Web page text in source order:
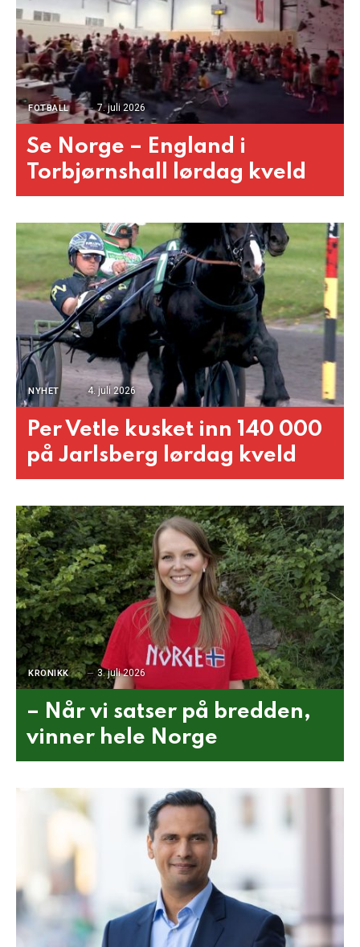
FOTBALL 7. juli 2026
Se Norge – England i
Torbjørnshall lørdag kveld
NYHET 4. juli 2026
Per Vetle kusket inn 140 000
på Jarlsberg lørdag kveld
KRONIKK 3. juli 2026
– Når vi satser på bredden,
vinner hele Norge